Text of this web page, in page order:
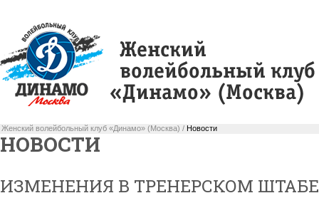
Женский волейбольный клуб «Динамо» (Москва) / Новости
НОВОСТИ
ИЗМЕНЕНИЯ В ТРЕНЕРСКОМ